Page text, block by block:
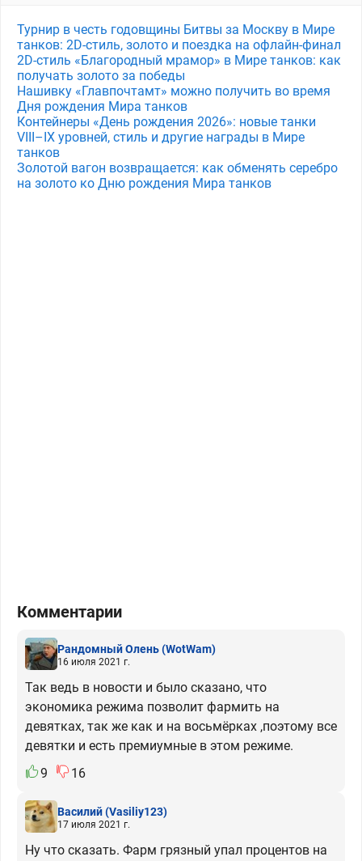
Турнир в честь годовщины Битвы за Москву в Мире
танков: 2D-стиль, золото и поездка на офлайн-финал
2D-стиль «Благородный мрамор» в Мире танков: как
получать золото за победы
Нашивку «Главпочтамт» можно получить во время
Дня рождения Мира танков
Контейнеры «День рождения 2026»: новые танки
VIII–IX уровней, стиль и другие награды в Мире
танков
Золотой вагон возвращается: как обменять серебро
на золото ко Дню рождения Мира танков
Комментарии
Рандомный Олень(WotWam)
16 июля 2021 г.
Так ведь в новости и было сказано, что
экономика режима позволит фармить на
девятках, так же как и на восьмёрках ,поэтому все
девятки и есть премиумные в этом режиме.
9
16
Василий(Vasiliy123)
17 июля 2021 г.
Ну что сказать. Фарм грязный упал процентов на